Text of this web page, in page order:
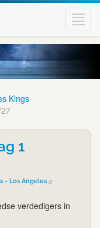
Kings
1
- Los Angeles
verdedigers in